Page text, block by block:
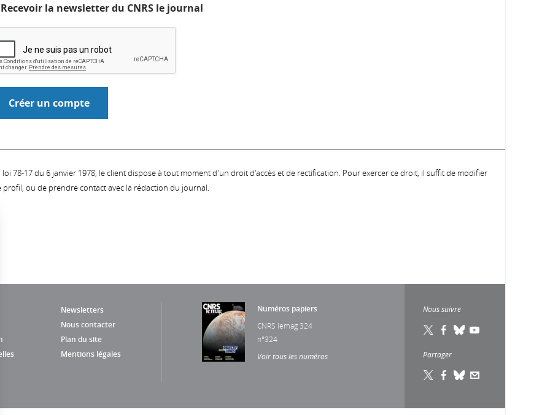
Recevoir la newsletter du CNRS le journal
78-17 du 6 janvier 1978, le client dispose à tout moment d'un droit d'accès et de rectification. Pour exercer ce droit, il suffit de modifier
ou de prendre contact avec la rédaction du journal.
Newsletters
Nous contacter
Plan du site
Mentions légales
Numéros papiers
CNRS lemag 324
n°324
Voir tous les numéros
Nous suivre
Partager